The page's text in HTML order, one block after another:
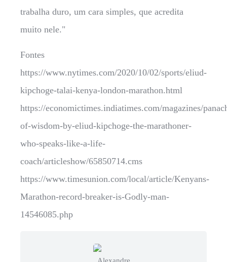
trabalha duro, um cara simples, que acredita
muito nele."
Fontes
https://www.nytimes.com/2020/10/02/sports/eliud-
kipchoge-talai-kenya-london-marathon.html
https://economictimes.indiatimes.com/magazines/
of-wisdom-by-eliud-kipchoge-the-marathoner-
who-speaks-like-a-life-
coach/articleshow/65850714.cms
https://www.timesunion.com/local/article/Kenyans-
Marathon-record-breaker-is-Godly-man-
14546085.php